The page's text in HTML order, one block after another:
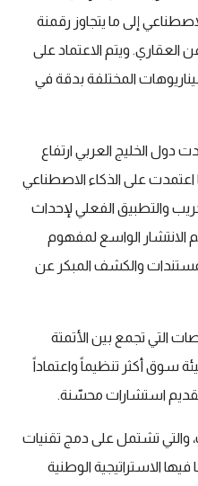
على الذكاء الاصطناعي إلى ما يتجاوز رقمنة
العقاري. ويتم الاعتماد على
المختلفة بدقة في
الخليج العربي ارتفاع
62% في عام 2023 إلى 84%، إلا أن قلة منها اعتمدت على الذكاء الاصطناعي
والتطبيق الفعلي لإحداث
الانتشار الواسع لمفهوم
والكشف المبكر عن
التي تجمع بين الأتمتة
سوق أكثر تنظيماً واعتماداً
لتقديم استشارات محسّنة.
والتي تشتمل على دمج تقنيات
الاستراتيجية الوطنية